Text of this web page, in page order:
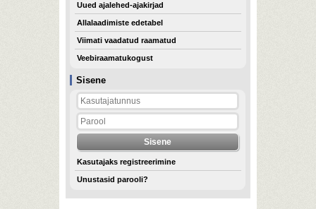
Sisene
Kasutajaks registreerimine
Unustasid parooli?
Uued ajalehed-ajakirjad
Allalaadimiste edetabel
Viimati vaadatud raamatud
Veebiraamatukogust